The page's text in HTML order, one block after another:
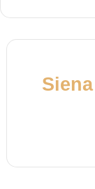
عطر سيينا فالي من قصة Siena